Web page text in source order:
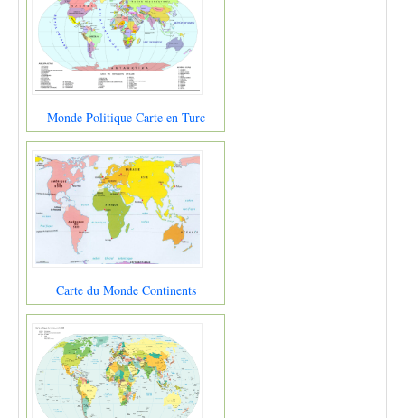
Monde Politique Carte en Turc
Carte du Monde Continents